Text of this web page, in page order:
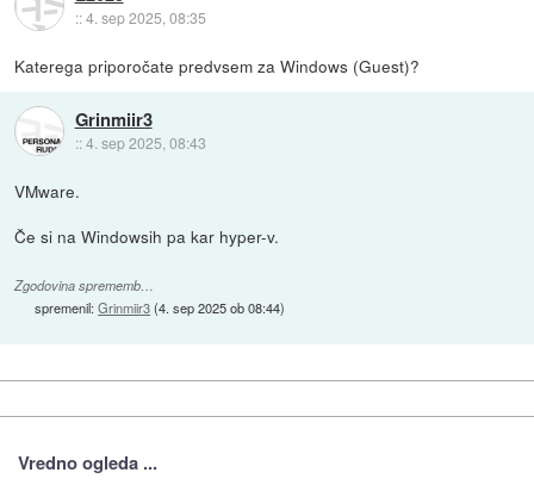
::4. sep 2025, 08:35
Katerega priporočate predvsem za Windows (Guest)?
Grinmiir3
::4. sep 2025, 08:43
VMware.
Če si na Windowsih pa kar hyper-v.
Zgodovina sprememb…
spremenil:Grinmiir3(4. sep 2025 ob 08:44)
Vredno ogleda ...